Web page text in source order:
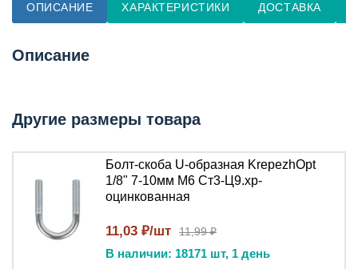
ОПИСАНИЕ ХАРАКТЕРИСТИКИ ДОСТАВКА
Описание
Другие размеры товара
Болт-скоба U-образная KrepezhOpt
1/8" 7-10мм М6 Ст3-Ц9.хр-
оцинкованная
11,03 ₽/шт 11,99 ₽
В наличии: 18171 шт, 1 день